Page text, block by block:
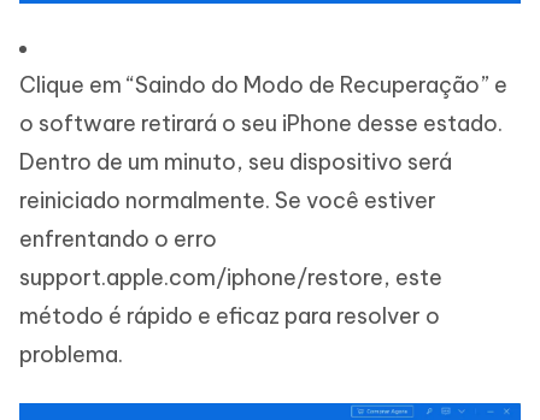
Clique em “Saindo do Modo de Recuperação” e
o software retirará o seu iPhone desse estado.
Dentro de um minuto, seu dispositivo será
reiniciado normalmente. Se você estiver
enfrentando o erro
support.apple.com/iphone/restore, este
método é rápido e eficaz para resolver o
problema.